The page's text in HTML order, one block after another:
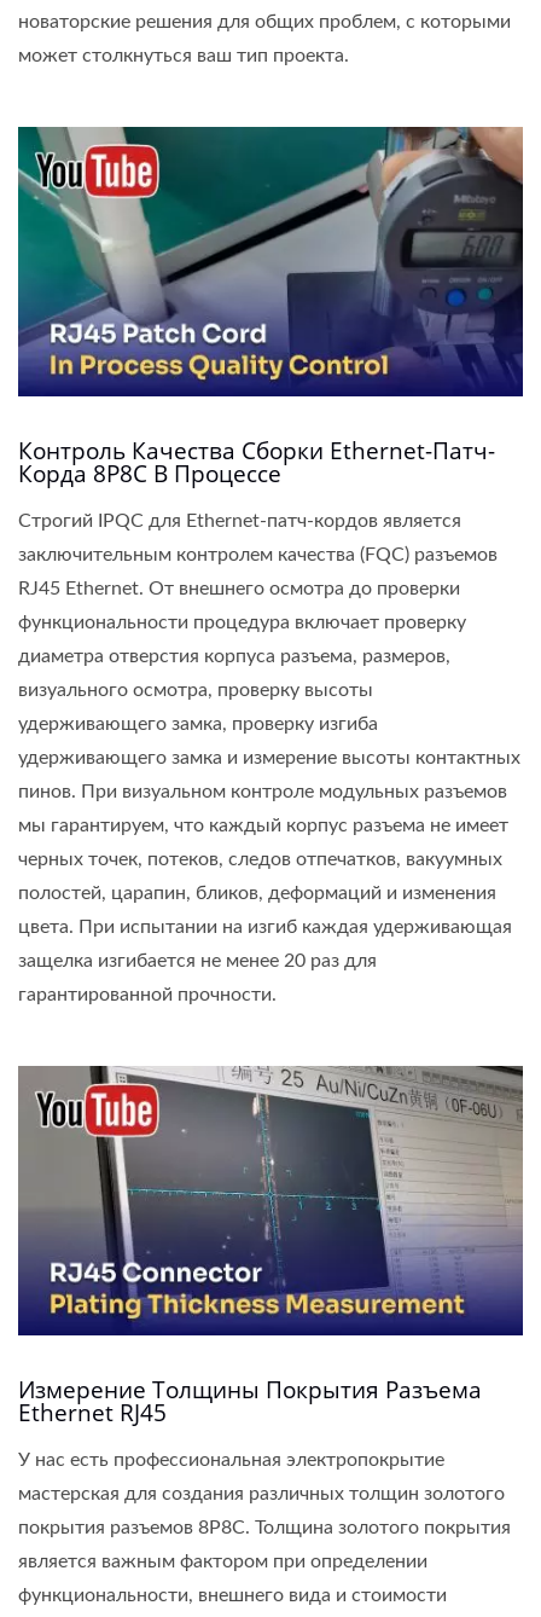
новаторские решения для общих проблем, с которыми
может столкнуться ваш тип проекта.
Контроль Качества Сборки Ethernet-Патч-
Корда 8P8C В Процессе
Строгий IPQC для Ethernet-патч-кордов является
заключительным контролем качества (FQC) разъемов
RJ45 Ethernet. От внешнего осмотра до проверки
функциональности процедура включает проверку
диаметра отверстия корпуса разъема, размеров,
визуального осмотра, проверку высоты
удерживающего замка, проверку изгиба
удерживающего замка и измерение высоты контактных
пинов. При визуальном контроле модульных разъемов
мы гарантируем, что каждый корпус разъема не имеет
черных точек, потеков, следов отпечатков, вакуумных
полостей, царапин, бликов, деформаций и изменения
цвета. При испытании на изгиб каждая удерживающая
защелка изгибается не менее 20 раз для
гарантированной прочности.
Измерение Толщины Покрытия Разъема
Ethernet RJ45
У нас есть профессиональная электропокрытие
мастерская для создания различных толщин золотого
покрытия разъемов 8P8C. Толщина золотого покрытия
является важным фактором при определении
функциональности, внешнего вида и стоимости